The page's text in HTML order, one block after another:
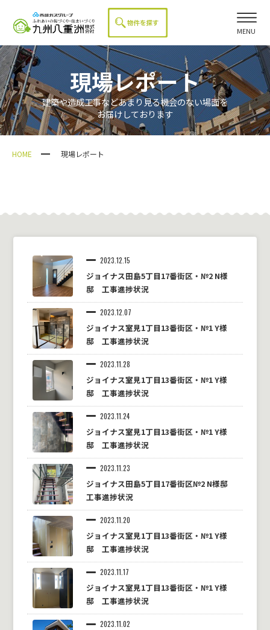
MENU
現場レポート
建築や造成工事などあまり見る機会のない場面を
お届けしております
HOME 現場レポート
2023.12.15
ジョイナス田島5丁目17番街区・№2 N様
邸 工事進捗状況
2023.12.07
ジョイナス室見1丁目13番街区・№1 Y様
邸 工事進捗状況
2023.11.28
ジョイナス室見1丁目13番街区・№1 Y様
邸 工事進捗状況
2023.11.24
ジョイナス室見1丁目13番街区・№1 Y様
邸 工事進捗状況
2023.11.23
ジョイナス田島5丁目17番街区№2 N様邸
工事進捗状況
2023.11.20
ジョイナス室見1丁目13番街区・№1 Y様
邸 工事進捗状況
2023.11.17
ジョイナス室見1丁目13番街区・№1 Y様
邸 工事進捗状況
2023.11.02